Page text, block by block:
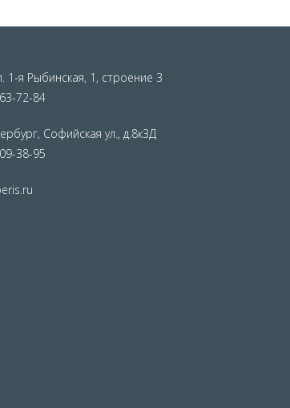
1-я Рыбинская, 1, строение 3
72-84
, Софийская ул., д.8к3Д
38-95